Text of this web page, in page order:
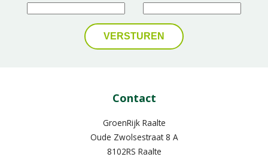
Contact
GroenRijk Raalte
Oude Zwolsestraat 8 A
8102RS Raalte